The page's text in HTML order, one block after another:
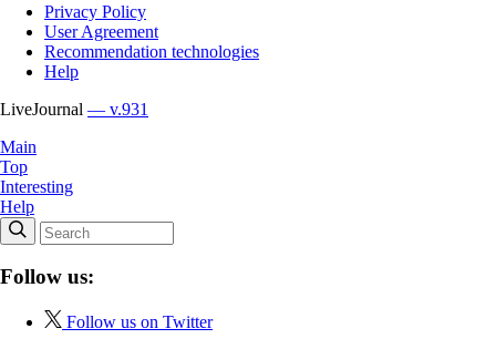
Privacy Policy
User Agreement
Recommendation technologies
Help
LiveJournal — v.931
Main
Top
Interesting
Help
Follow us:
Follow us on Twitter